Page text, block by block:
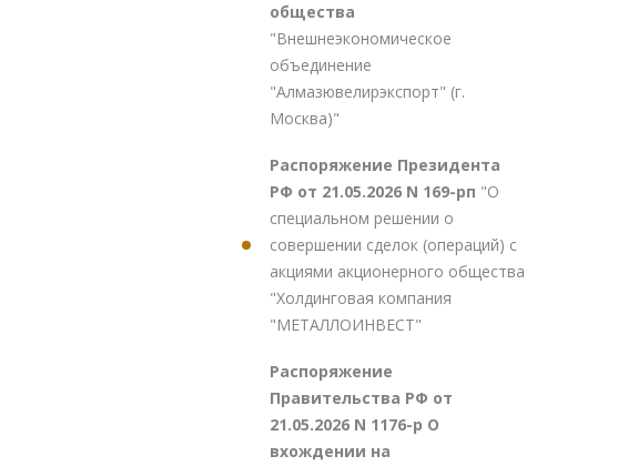
общества
"Внешнеэкономическое
объединение
"Алмазювелирэкспорт" (г.
Москва)"
Распоряжение Президента
РФ от 21.05.2026 N 169-рп "О
специальном решении о
совершении сделок (операций) с
акциями акционерного общества
"Холдинговая компания
"МЕТАЛЛОИНВЕСТ"
Распоряжение
Правительства РФ от
21.05.2026 N 1176-р О
вхождении на